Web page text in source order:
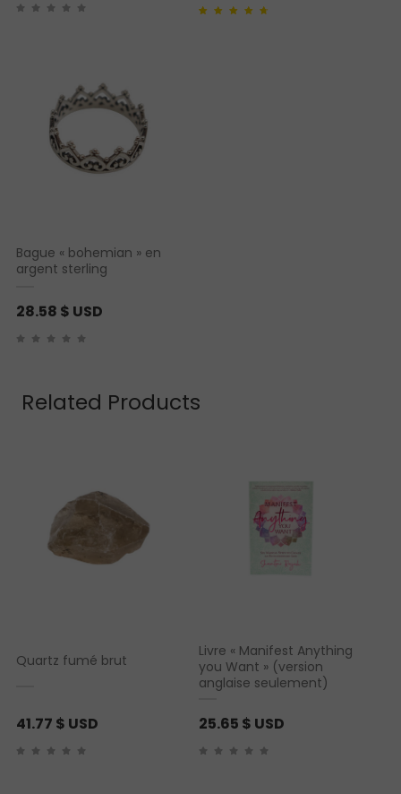
Bague « bohemian » en
argent sterling
28.58 $ USD
Related Products
Quartz fumé brut
41.77 $ USD
Livre « Manifest Anything
you Want » (version
anglaise seulement)
25.65 $ USD